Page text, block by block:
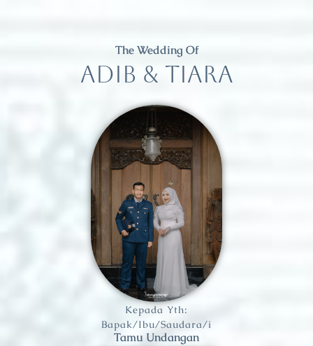
The Wedding Of
ADIB & TIARA
Kepada Yth:
Bapak/Ibu/Saudara/i
Tamu Undangan